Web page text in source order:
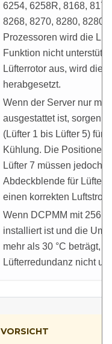
6254, 6258R, 8168,
8268, 8270, 8280, 8280L
Prozessoren wird die
Funktion nicht
Lüfterrotor aus, wird die
herabgesetzt.
Wenn der Server nur mit
ausgestattet ist, sorgen
(Lüfter 1 bis Lüfter 5) für
Kühlung. Die Positionen
Lüfter 7 müssen jedoch
Abdeckblende für Lüfter
einen korrekten
Wenn DCPMM mit 256
installiert ist und die
mehr als 30 °C beträgt,
Lüfterredundanz nicht
VORSICHT